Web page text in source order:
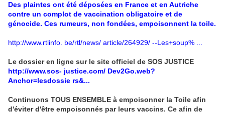
Des plaintes ont été déposées en France et en Autriche
contre un complot de vaccination obligatoire et de
génocide. Ces rumeurs, non fondées, empoisonnent la toile.
http://www.rtlinfo. be/rtl/news/ article/264929/ --Les+soup% ...
Le dossier en ligne sur le site officiel de SOS JUSTICE
http://www.sos- justice.com/ Dev2Go.web?
Anchor=lesdossie rs&...
Continuons TOUS ENSEMBLE à empoisonner la Toile afin
d'éviter d'être empoisonnés par leurs vaccins. Ce afin de